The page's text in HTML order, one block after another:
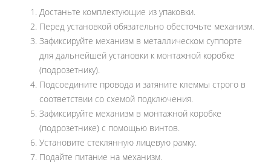
Достаньте комплектующие из упаковки.
Перед установкой обязательно обесточьте механизм.
Зафиксируйте механизм в металлическом суппорте
для дальнейшей установки к монтажной коробке
(подрозетнику).
Подсоедините провода и затяните клеммы строго в
соответствии со схемой подключения.
Зафиксируйте механизм в монтажной коробке
(подрозетнике) с помощью винтов.
Установите стеклянную лицевую рамку.
Подайте питание на механизм.